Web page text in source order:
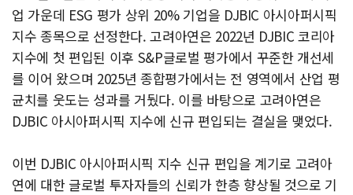
업 가운데 ESG 평가 상위 20% 기업을 DJBIC 아시아퍼시픽
지수 종목으로 선정한다. 고려아연은 2022년 DJBIC 코리아
지수에 첫 편입된 이후 S&P글로벌 평가에서 꾸준한 개선세
를 이어 왔으며 2025년 종합평가에서는 전 영역에서 산업 평
균치를 웃도는 성과를 거뒀다. 이를 바탕으로 고려아연은
DJBIC 아시아퍼시픽 지수에 신규 편입되는 결실을 맺었다.
이번 DJBIC 아시아퍼시픽 지수 신규 편입을 계기로 고려아
연에 대한 글로벌 투자자들의 신뢰가 한층 향상될 것으로 기